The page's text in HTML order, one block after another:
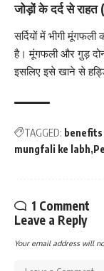
जोड़ों के दर्द से
सर्दियों में भीगी
है। मूंगफली और गु़ड़
इसलिए इसे खाने से
TAGGED:
mungfali ke labh
1 Comment
Leave a Reply
Your email address will